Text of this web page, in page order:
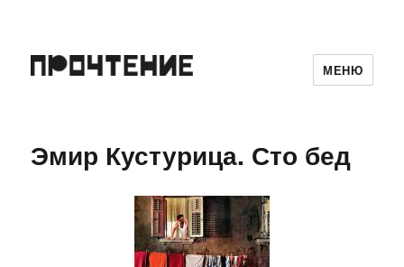
МЕНЮ
Эмир Кустурица. Сто бед